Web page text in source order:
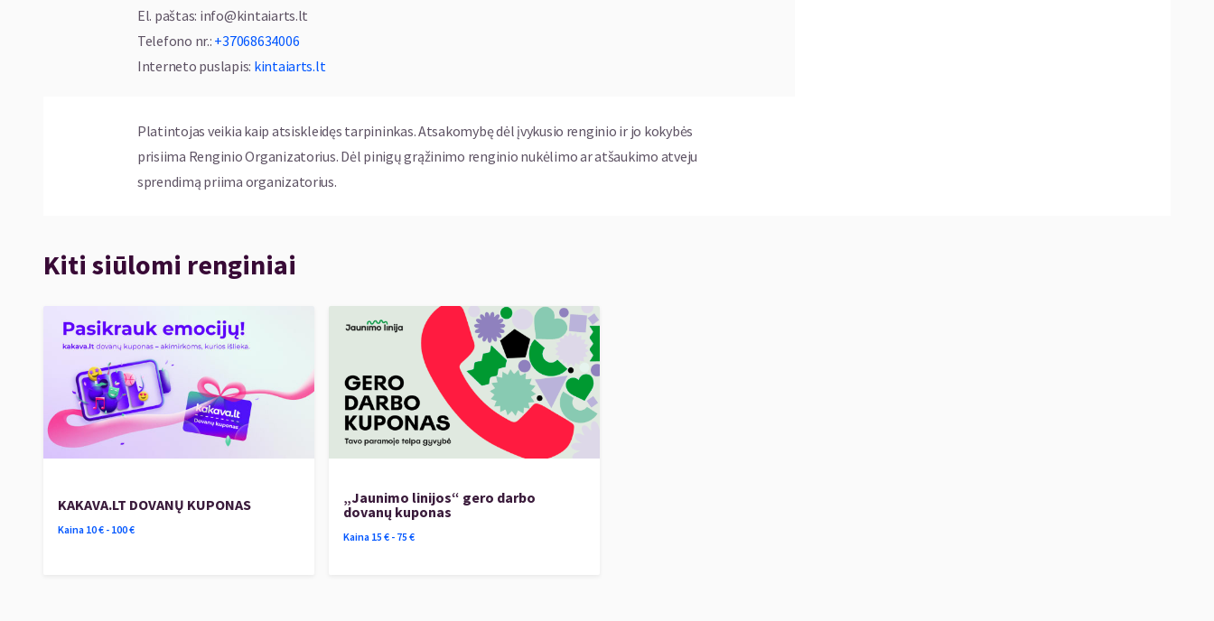
El. paštas: info@kintaiarts.lt
Telefono nr.: +37068634006
Interneto puslapis: kintaiarts.lt
Platintojas veikia kaip atsiskleidęs tarpininkas. Atsakomybę dėl įvykusio renginio ir jo kokybės
prisiima Renginio Organizatorius. Dėl pinigų grąžinimo renginio nukėlimo ar atšaukimo atveju
sprendimą priima organizatorius.
Kiti siūlomi renginiai
KAKAVA.LT DOVANŲ KUPONAS
Kaina 10€ - 100€
„Jaunimo linijos“ gero darbo
dovanų kuponas
Kaina 15 € - 75 €